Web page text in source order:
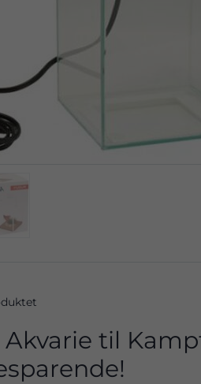
til